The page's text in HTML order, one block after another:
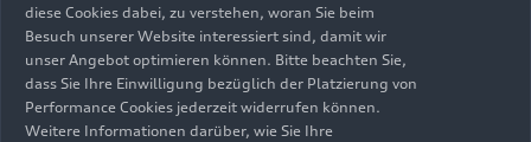
A8
diese Cookies dabei, zu verstehen, woran Sie beim
Besuch unserer Website interessiert sind, damit wir
unser Angebot optimieren können. Bitte beachten Sie,
dass Sie Ihre Einwilligung bezüglich der Platzierung von
Performance Cookies jederzeit widerrufen können.
Weitere Informationen darüber, wie Sie Ihre